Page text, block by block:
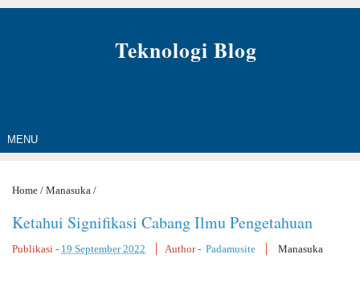
Teknologi Blog
MENU
Home / Manasuka /
Ketahui Signifikasi Cabang Ilmu Pengetahuan
Publikasi - 19 September 2022 Author - Padamusite Manasuka